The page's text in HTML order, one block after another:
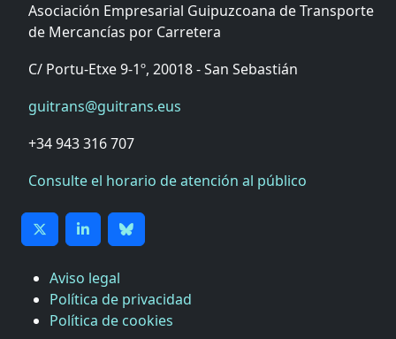
Asociación Empresarial Guipuzcoana de Transporte
de Mercancías por Carretera
C/ Portu-Etxe 9-1º, 20018 - San Sebastián
guitrans@guitrans.eus
+34 943 316 707
Consulte el horario de atención al público
Aviso legal
Política de privacidad
Política de cookies